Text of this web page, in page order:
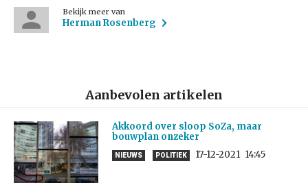
Bekijk meer van
Herman Rosenberg
Aanbevolen artikelen
Akkoord over sloop SoZa, maar
bouwplan onzeker
NIEUWS POLITIEK 17-12-2021 14:45